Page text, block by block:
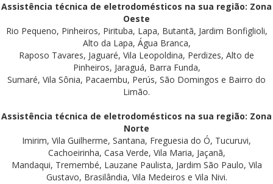
Assistência técnica de eletrodomésticos na sua região: Zona
Oeste
Rio Pequeno, Pinheiros, Pirituba, Lapa, Butantã, Jardim Bonfiglioli,
Alto da Lapa, Água Branca,
Raposo Tavares, Jaguaré, Vila Leopoldina, Perdizes, Alto de
Pinheiros, Jaraguá, Barra Funda,
Sumaré, Vila Sônia, Pacaembu, Perús, São Domingos e Bairro do
Limão.
Assistência técnica de eletrodomésticos na sua região: Zona
Norte
Imirim, Vila Guilherme, Santana, Freguesia do Ó, Tucuruvi,
Cachoeirinha, Casa Verde, Vila Maria, Jaçanã,
Mandaqui, Tremembé, Lauzane Paulista, Jardim São Paulo, Vila
Gustavo, Brasilândia, Vila Medeiros e Vila Nivi.